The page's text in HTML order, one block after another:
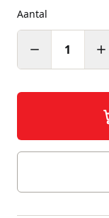
Aantal
1